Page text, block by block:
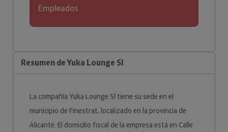
Empleados
Resumen de Yuka Lounge Sl
La compañía Yuka Lounge Sl tiene su sede en el
municipio de Finestrat, localizado en la provincia de
Alicante. El domicilio fiscal de la empresa está en Calle